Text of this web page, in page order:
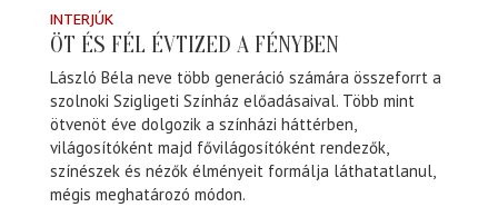
INTERJÚK
ÖT ÉS FÉL ÉVTIZED A FÉNYBEN
László Béla neve több generáció számára összeforrt a
szolnoki Szigligeti Színház előadásaival. Több mint
ötvenöt éve dolgozik a színházi háttérben,
világosítóként majd fővilágosítóként rendezők,
színészek és nézők élményeit formálja láthatatlanul,
mégis meghatározó módon.